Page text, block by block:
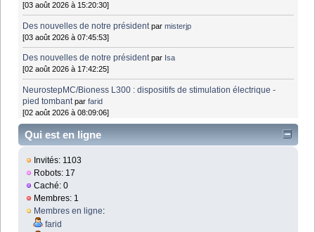
[03 août 2026 à 15:20:30]
Des nouvelles de notre président parmisterjp
[03 août 2026 à 07:45:53]
Des nouvelles de notre président par Isa
[02 août 2026 à 17:42:25]
NeurostepMC/Bioness L300 : dispositifs de stimulation électrique -
pied tombant parfarid
[02 août 2026 à 08:09:06]
Qui est en ligne
Invités: 1103
Robots: 17
Caché: 0
Membres: 1
Membres en ligne:
farid